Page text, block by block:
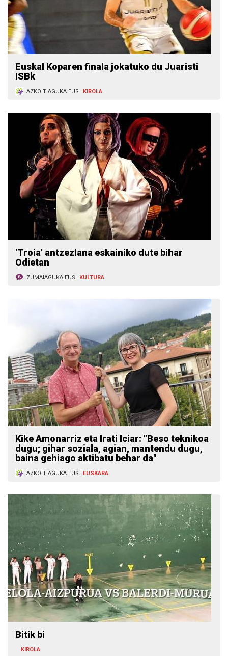
Euskal Koparen finala jokatuko du Juaristi
ISBk
AZKOITIAGUKA.EUS KIROLA
'Troia' antzezlana eskainiko dute bihar
Odietan
ZUMAIAGUKA.EUS KULTURA
Kike Amonarriz eta Irati Iciar: "Beso teknikoa
dugu; gihar soziala, agian, mantendu dugu,
baina gehiago aktibatu behar da"
AZKOITIAGUKA.EUS EUSKARA
Bitik bi
KIROLA